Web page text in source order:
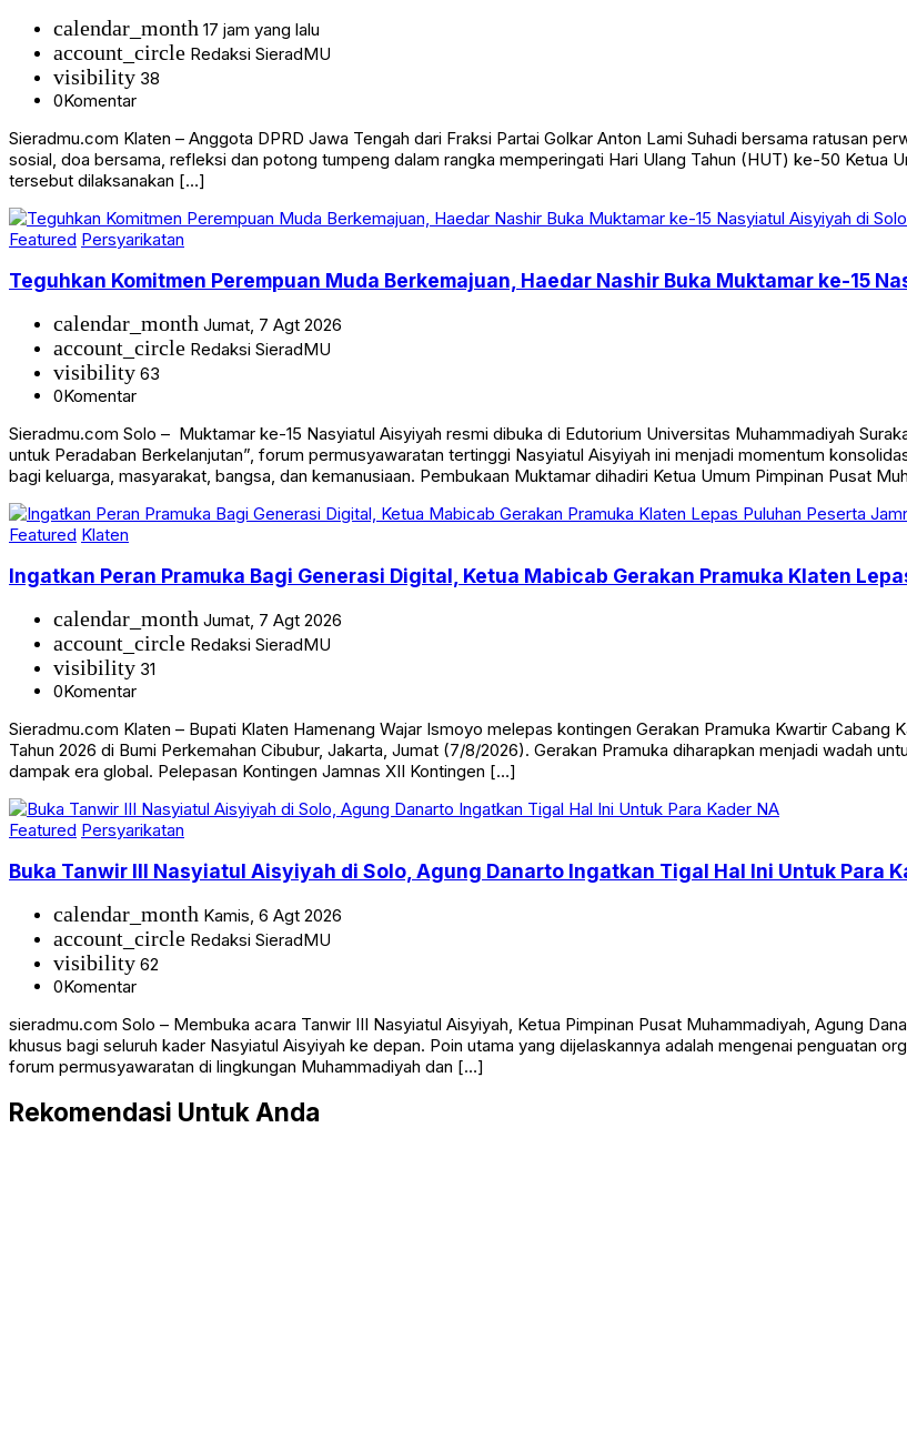
calendar_month 17 jam yang lalu
account_circle Redaksi SieradMU
visibility 38
0Komentar
Sieradmu.com Klaten – Anggota DPRD Jawa Tengah dari Fraksi Partai Golkar Anton Lami Suhadi bersama ratusan
sosial, doa bersama, refleksi dan potong tumpeng dalam rangka memperingati Hari Ulang Tahun (HUT) ke-50 Ketua
tersebut dilaksanakan […]
Featured Persyarikatan
Teguhkan Komitmen Perempuan Muda Berkemajuan, Haedar Nashir Buka Muktamar ke-15
calendar_month Jumat, 7 Agt 2026
account_circle Redaksi SieradMU
visibility 63
0Komentar
Sieradmu.com Solo – Muktamar ke-15 Nasyiatul Aisyiyah resmi dibuka di Edutorium Universitas Muhammadiyah
untuk Peradaban Berkelanjutan”, forum permusyawaratan tertinggi Nasyiatul Aisyiyah ini menjadi momentum
bagi keluarga, masyarakat, bangsa, dan kemanusiaan. Pembukaan Muktamar dihadiri Ketua Umum Pimpinan Pusat
Featured Klaten
Ingatkan Peran Pramuka Bagi Generasi Digital, Ketua Mabicab Gerakan Pramuka Klaten
calendar_month Jumat, 7 Agt 2026
account_circle Redaksi SieradMU
visibility 31
0Komentar
Sieradmu.com Klaten – Bupati Klaten Hamenang Wajar Ismoyo melepas kontingen Gerakan Pramuka Kwartir
Tahun 2026 di Bumi Perkemahan Cibubur, Jakarta, Jumat (7/8/2026). Gerakan Pramuka diharapkan menjadi wadah
dampak era global. Pelepasan Kontingen Jamnas XII Kontingen […]
Featured Persyarikatan
Buka Tanwir III Nasyiatul Aisyiyah di Solo, Agung Danarto Ingatkan Tigal Hal Ini Untuk Para
calendar_month Kamis, 6 Agt 2026
account_circle Redaksi SieradMU
visibility 62
0Komentar
sieradmu.com Solo – Membuka acara Tanwir III Nasyiatul Aisyiyah, Ketua Pimpinan Pusat Muhammadiyah, Agung
khusus bagi seluruh kader Nasyiatul Aisyiyah ke depan. Poin utama yang dijelaskannya adalah mengenai penguatan
forum permusyawaratan di lingkungan Muhammadiyah dan […]
Rekomendasi Untuk Anda